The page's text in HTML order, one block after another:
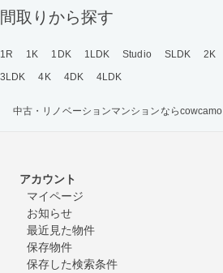
間取りから探す
1R 1K 1DK 1LDK Studio SLDK 2K
3LDK
4K 4DK 4LDK
中古・リノベーションマンションならcowcamo
アカウント
マイページ
お知らせ
最近見た物件
保存物件
保存した検索条件